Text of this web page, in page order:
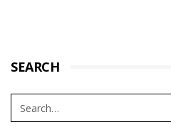
SEARCH